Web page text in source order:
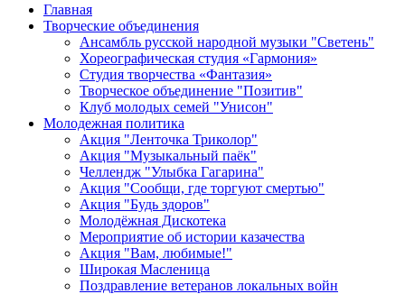
Главная
Творческие объединения
Ансамбль русской народной музыки "Светень"
Хореографическая студия «Гармония»
Студия творчества «Фантазия»
Творческое объединение "Позитив"
Клуб молодых семей "Унисон"
Молодежная политика
Акция "Ленточка Триколор"
Акция "Музыкальный паёк"
Челлендж "Улыбка Гагарина"
Акция "Сообщи, где торгуют смертью"
Акция "Будь здоров"
Молодёжная Дискотека
Мероприятие об истории казачества
Акция "Вам, любимые!"
Широкая Масленица
Поздравление ветеранов локальных войн